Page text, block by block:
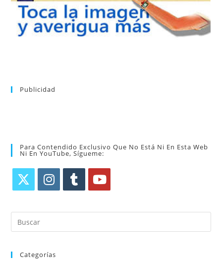
Publicidad
Para Contendido Exclusivo Que No Está Ni En Esta Web
Ni En YouTube, Sígueme:
Categorías